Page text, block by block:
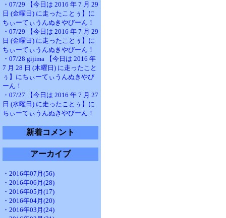
・07/29 【今日は 2016 年 7 月 29
日 (金曜日) に走ったことぅ】に
ちぃーてぃうんぬきやびーん！
・07/29 【今日は 2016 年 7 月 29
日 (金曜日) に走ったことぅ】に
ちぃーてぃうんぬきやびーん！
・07/28 gijima 【今日は 2016 年
7 月 28 日 (木曜日) に走ったこと
ぅ】にちぃーてぃうんぬきやび
ーん！
・07/27 【今日は 2016 年 7 月 27
日 (水曜日) に走ったことぅ】に
ちぃーてぃうんぬきやびーん！
新着コメント
アーカイブ
・2016年07月(56)
・2016年06月(28)
・2016年05月(17)
・2016年04月(20)
・2016年03月(24)